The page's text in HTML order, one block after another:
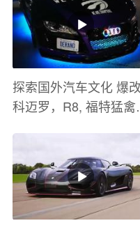
探索国外汽车文化 爆改
科迈罗，R8, 福特猛禽